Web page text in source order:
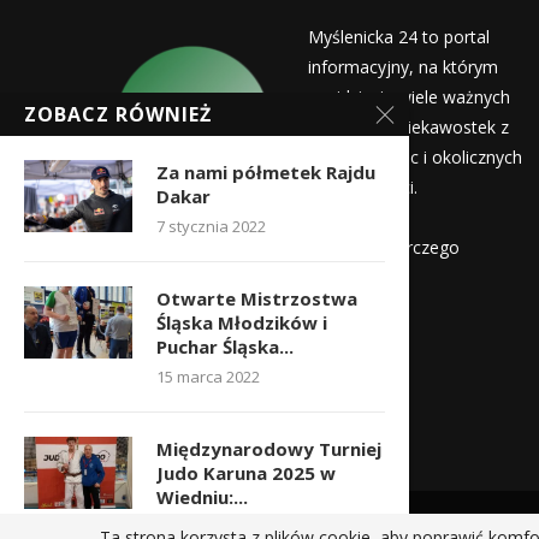
Myślenicka 24 to portal
informacyjny, na którym
znajdziecie wiele ważnych
informacji i ciekawostek z
życia Myślenic i okolicznych
miejscowości.
Myślenicka Agencja Rozwoju Gospodarczego
Kontakt:
redakcja@myslenicka24.pl
ZOBACZ RÓWNIEŻ
Za nami półmetek Rajdu
Dakar
7 stycznia 2022
Otwarte Mistrzostwa
Śląska Młodzików i
Puchar Śląska...
15 marca 2022
Międzynarodowy Turniej
Judo Karuna 2025 w
Wiedniu:...
27 lutego 2025